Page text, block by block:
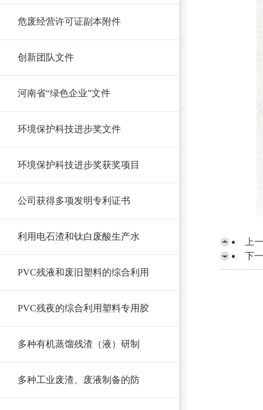
危废经营许可证副本附件
创新团队文件
河南省“绿色企业”文件
环境保护科技进步奖文件
环境保护科技进步奖获奖项目
公司获得多项发明专利证书
利用电石渣和钛白废酸生产水
PVC残液和废旧塑料的综合利用
PVC残夜的综合利用塑料专用胶
多种有机蒸馏残渣（液）研制
多种工业废渣、废液制备的防
上
下